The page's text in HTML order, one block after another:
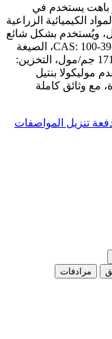
باهت يستخدم في
الكيميائية الزراعية
ويُستخدم بشكل شائع
في تفاعلات الاستبدال النوكليوفيلية. رقم CAS: 100-39-0، الصيغة
الجزيئية: C6H5CH2Br، الوزن الجزيئي: 171.03 جم/مول، التخزين:
موليكولا بنتيل
مع وثائق كاملة
تنزيل المواصفات
مرادفات